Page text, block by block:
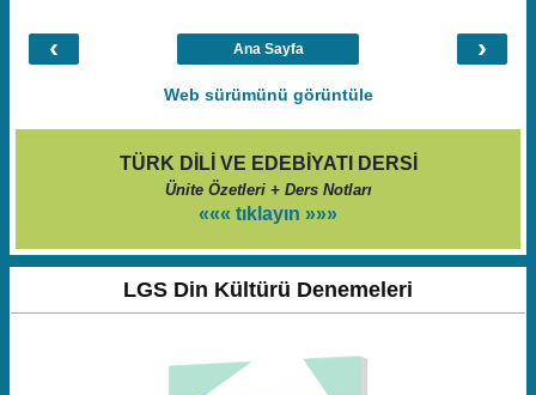
‹ ›
Ana Sayfa
Web sürümünü görüntüle
TÜRK DİLİ VE EDEBİYATI DERSİ
Ünite Özetleri + Ders Notları
««« tıklayın »»»
LGS Din Kültürü Denemeleri